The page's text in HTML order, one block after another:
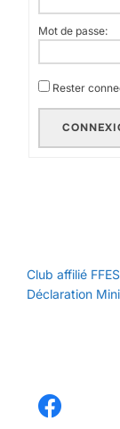
Mot de passe:
Rester
Club affilié
Déclaration